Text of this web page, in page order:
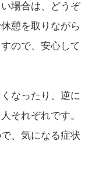
場合は、どうぞ
憩を取りながら
ので、安心して
なったり、逆に
それぞれです。
、気になる症状